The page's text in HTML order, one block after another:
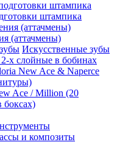
штампика
(аттачмены)
Искусственные зубы
х слойные в бобинах
New Ace & Naperce
Ace / Million (20
боксах)